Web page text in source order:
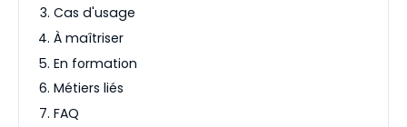
Cas d'usage
À maîtriser
En formation
Métiers liés
FAQ